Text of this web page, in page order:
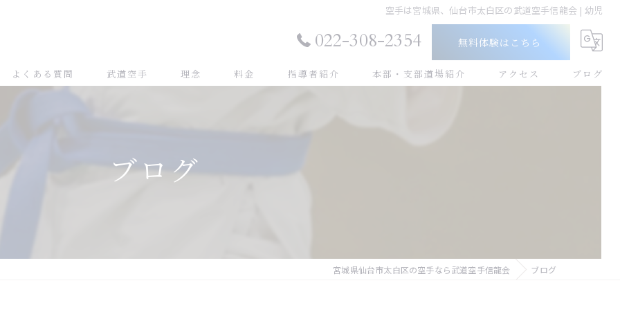
空手は宮城県、仙台市太白区の武道空手信龍会 | 幼児
022-308-2354 無料体験はこちら
よくある質問 武道空手 理念 料金 指導者紹介 本部・支部道場紹介 アクセス ブログ
ブログ
宮城県仙台市太白区の空手なら武道空手信龍会 ブログ